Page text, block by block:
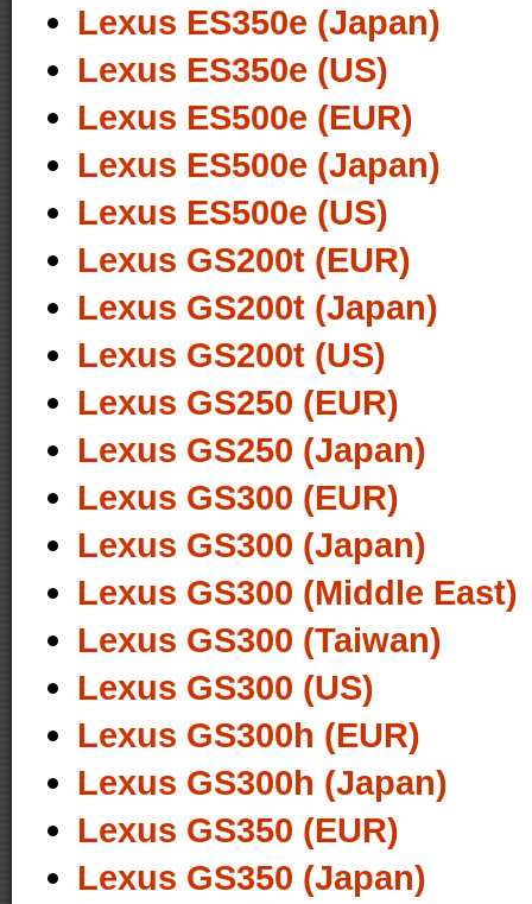
Lexus ES350e (Japan)
Lexus ES350e (US)
Lexus ES500e (EUR)
Lexus ES500e (Japan)
Lexus ES500e (US)
Lexus GS200t (EUR)
Lexus GS200t (Japan)
Lexus GS200t (US)
Lexus GS250 (EUR)
Lexus GS250 (Japan)
Lexus GS300 (EUR)
Lexus GS300 (Japan)
Lexus GS300 (Middle East)
Lexus GS300 (Taiwan)
Lexus GS300 (US)
Lexus GS300h (EUR)
Lexus GS300h (Japan)
Lexus GS350 (EUR)
Lexus GS350 (Japan)